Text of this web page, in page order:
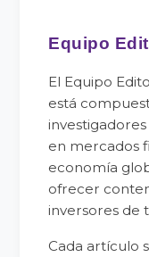
Equipo
El Equipo
está
en mercados
economía
ofrecer
inversores de
Cada artículo